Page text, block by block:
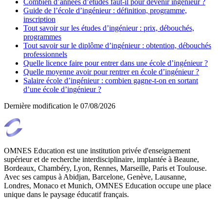
Combien d’années d’études faut-il pour devenir ingénieur ?
Guide de l’école d’ingénieur : définition, programme,
inscription
Tout savoir sur les études d’ingénieur : prix, débouchés,
programmes
Tout savoir sur le diplôme d’ingénieur : obtention, débouchés
professionnels
Quelle licence faire pour entrer dans une école d’ingénieur ?
Quelle moyenne avoir pour rentrer en école d’ingénieur ?
Salaire école d’ingénieur : combien gagne-t-on en sortant
d’une école d’ingénieur ?
Dernière modification le 07/08/2026
OMNES Education est une institution privée d'enseignement
supérieur et de recherche interdisciplinaire, implantée à Beaune,
Bordeaux, Chambéry, Lyon, Rennes, Marseille, Paris et Toulouse.
Avec ses campus à Abidjan, Barcelone, Genève, Lausanne,
Londres, Monaco et Munich, OMNES Education occupe une place
unique dans le paysage éducatif français.